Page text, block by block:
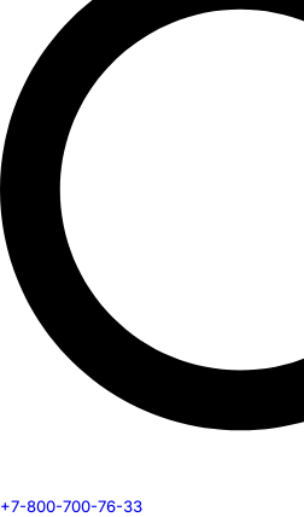
+7-800-700-76-33